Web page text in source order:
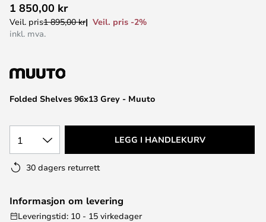
til
begynnelsen
Folded Shelves 96x13 Grey - Muuto
1 850,00 kr
Veil. pris1 895,00 kr
Veil. pris -2%
inkl. mva.
1 LEGG I HANDLEKURV
30 dagers returrett
Informasjon om levering
Leveringstid: 10 - 15 virkedager